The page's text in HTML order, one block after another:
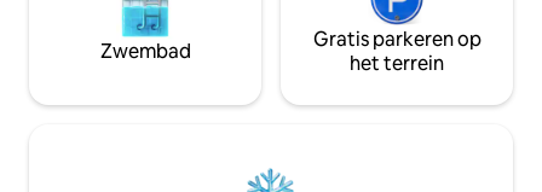
Zwembad
Gratis parkeren op
het terrein